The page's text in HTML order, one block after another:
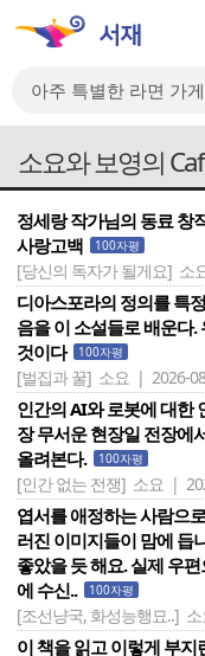
소요와 보영의
정세랑 작가님의 동료 창
사랑고백
100자평
[당신의 독자가 될게요] 소
디아스포라의 정의를 특
음을 이 소설들로 배운다
것이다
100자평
[벌집과 꿀] 소요 | 2026-
인간의 AI와 로봇에 대한
장 무서운 현장일 전장에
올려본다.
100자평
[인간 없는 전쟁] 소요 |
엽서를 애정하는 사람으
러진 이미지들이 맘에 듭
좋았을 듯 해요. 실제 우
에 수신..
100자평
[조선냥국, 화성능행묘..]
이 책을 읽고 이렇게 부